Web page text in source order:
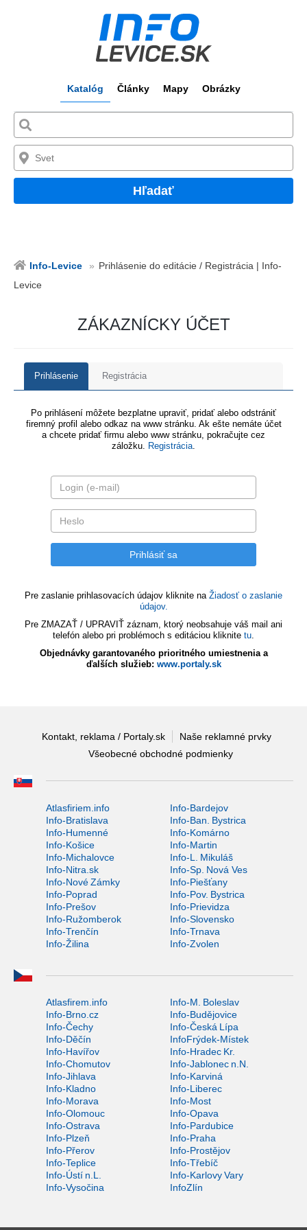
Katalóg Články Mapy Obrázky
Hľadať
Info-Levice
Prihlásenie do editácie / Registrácia | Info-
Levice
ZÁKAZNÍCKY ÚČET
Prihlásenie Registrácia
Po prihlásení môžete bezplatne upraviť, pridať alebo odstrániť
firemný profil alebo odkaz na www stránku. Ak ešte nemáte účet
a chcete pridať firmu alebo www stránku, pokračujte cez
záložku. Registrácia.
Pre zaslanie prihlasovacích údajov kliknite na Žiadosť o zaslanie
údajov.
Pre ZMAZAŤ / UPRAVIŤ záznam, ktorý neobsahuje váš mail ani
telefón alebo pri problémoch s editáciou kliknite tu.
Objednávky garantovaného prioritného umiestnenia a
ďalších služieb: www.portaly.sk
Kontakt, reklama / Portaly.sk
Naše reklamné prvky
Všeobecné obchodné podmienky
Atlasfiriem.info
Info-Bardejov
Info-Bratislava
Info-Ban. Bystrica
Info-Humenné
Info-Komárno
Info-Košice
Info-Martin
Info-Michalovce
Info-L. Mikuláš
Info-Nitra.sk
Info-Sp. Nová Ves
Info-Nové Zámky
Info-Piešťany
Info-Poprad
Info-Pov. Bystrica
Info-Prešov
Info-Prievidza
Info-Ružomberok
Info-Slovensko
Info-Trenčín
Info-Trnava
Info-Žilina
Info-Zvolen
Atlasfirem.info
Info-M. Boleslav
Info-Brno.cz
Info-Budějovice
Info-Čechy
Info-Česká Lípa
Info-Děčín
InfoFrýdek-Místek
Info-Havířov
Info-Hradec Kr.
Info-Chomutov
Info-Jablonec n.N.
Info-Jihlava
Info-Karviná
Info-Kladno
Info-Liberec
Info-Morava
Info-Most
Info-Olomouc
Info-Opava
Info-Ostrava
Info-Pardubice
Info-Plzeň
Info-Praha
Info-Přerov
Info-Prostějov
Info-Teplice
Info-Třebíč
Info-Ústí n.L.
Info-Karlovy Vary
Info-Vysočina
InfoZlín